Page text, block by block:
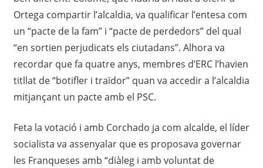
Ortega compartir l’alcaldia, va qualificar l’entesa com
un “pacte de la fam” i “pacte de perdedors” del qual
“en sortien perjudicats els ciutadans”. Alhora va
recordar que fa quatre anys, membres d’ERC l’havien
titllat de “botifler i traïdor” quan va accedir a l’alcaldia
mitjançant un pacte amb el PSC.
Feta la votació i amb Corchado ja com alcalde, el líder
socialista va assenyalar que es proposava governar
les Franqueses amb “diàleg i amb voluntat de